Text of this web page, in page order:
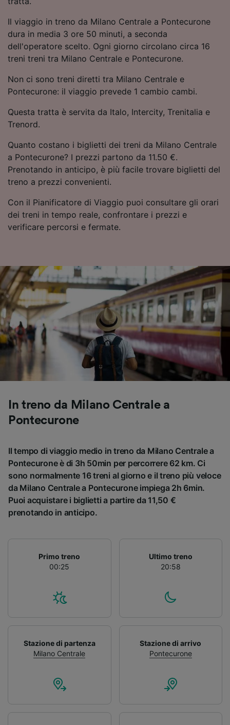
Il viaggio in treno da Milano Centrale a Pontecurone
dura in media 3 ore 50 minuti, a seconda
dell'operatore scelto. Ogni giorno circolano circa 16
treni treni tra Milano Centrale e Pontecurone.
Non ci sono treni diretti tra Milano Centrale e
Pontecurone: il viaggio prevede 1 cambio cambi.
Questa tratta è servita da Italo, Intercity, Trenitalia e
Trenord.
Quanto costano i biglietti dei treni da Milano Centrale
a Pontecurone? I prezzi partono da 11.50 €.
Prenotando in anticipo, è più facile trovare biglietti del
treno a prezzi convenienti.
Con il Pianificatore di Viaggio puoi consultare gli orari
dei treni in tempo reale, confrontare i prezzi e
verificare percorsi e fermate.
In treno da Milano Centrale a
Pontecurone
Il tempo di viaggio medio in treno da Milano Centrale a
Pontecurone è di 3h 50min per percorrere 62 km. Ci
sono normalmente 16 treni al giorno e il treno più veloce
da Milano Centrale a Pontecurone impiega 2h 6min.
Puoi acquistare i biglietti a partire da 11,50 €
prenotando in anticipo.
Primo treno
00:25
Ultimo treno
20:58
Stazione di partenza
Milano Centrale
Stazione di arrivo
Pontecurone
Scansione attiva delle caratteristiche del
dispositivo ai fini dell’identificazione.
Archiviare informazioni su dispositivo e/o
accedervi. Pubblicità e contenuti
personalizzati, misurazione delle prestazioni
pubblico, sviluppo di servizi.